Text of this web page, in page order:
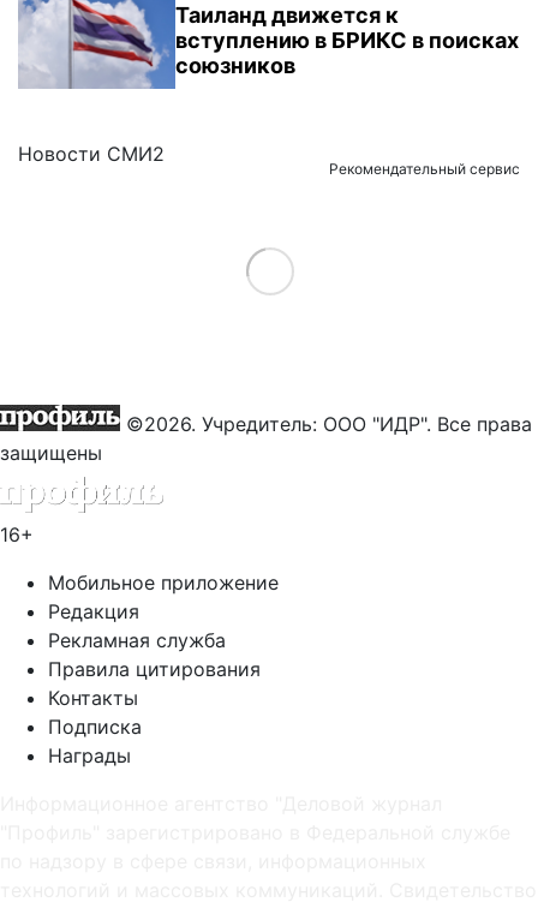
Таиланд движется к
вступлению в БРИКС в поисках
союзников
Новости СМИ2
Рекомендательный сервис
Load More
©2026. Учредитель: ООО "ИДР". Все права
защищены
16+
Мобильное приложение
Редакция
Рекламная служба
Правила цитирования
Контакты
Подписка
Награды